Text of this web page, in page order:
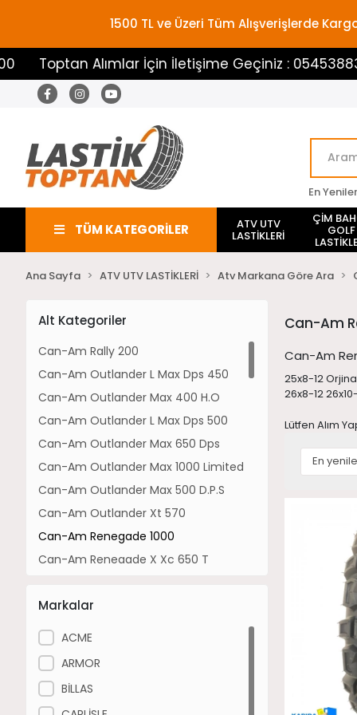
1500 TL ve Üzeri Tüm Alışverişlerde
Alımlar İçin İletişime Geçiniz : 05453883100
En Yeniler
TÜM KATEGORİLER ATV UTV
LASTİKLERİ
ÇİM
GOLF
Ana Sayfa ATV UTV LASTİKLERİ Atv Markana Göre Ara
Alt Kategoriler
Can-Am Rally 200
Can-Am Outlander L Max Dps 450
Can-Am Outlander Max 400 H.O
Can-Am Outlander L Max Dps 500
Can-Am Outlander Max 650 Dps
Can-Am Outlander Max 1000 Limited
Can-Am Outlander Max 500 D.P.S
Can-Am Outlander Xt 570
Can-Am Renegade 1000
Can-Am Renegade X Xc 650 T
Can-Am Outlander Max 800 Limited
Can-Am Outlander Dps 1000 T
Can-Am Outlander Max Xt 700
Can-Am Outlander Xtp 1000
Can-Am Maverick Trail 700
Markalar
ACME
ARMOR
BİLLAS
Can-Am
Can-Am
25x8-12
26x8-12
Lütfen Alım